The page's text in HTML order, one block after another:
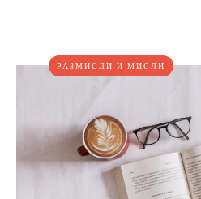
РАЗМИСЛИ И МИСЛИ